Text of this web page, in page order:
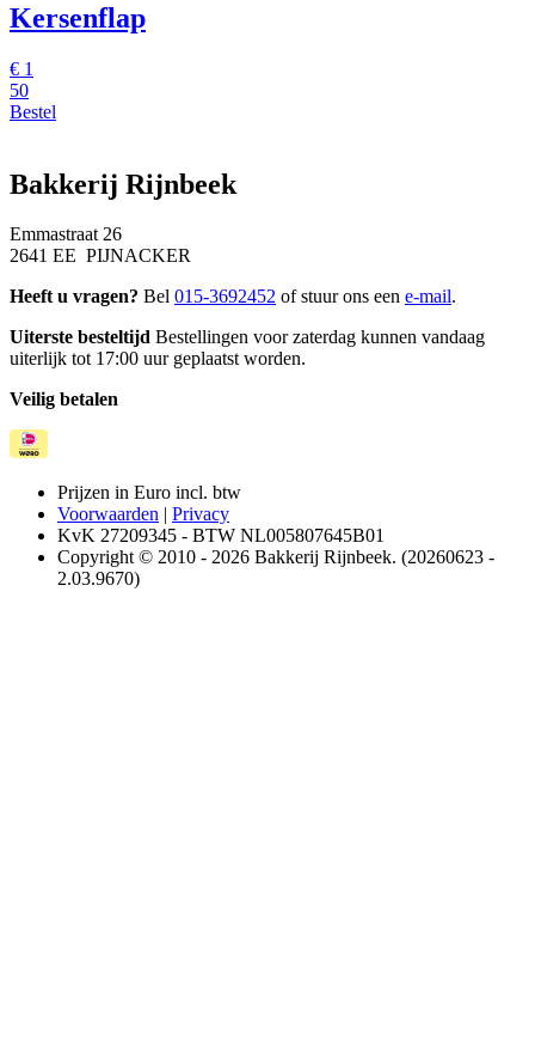
Kersenflap
€ 1
50
Bestel
Bakkerij Rijnbeek
Emmastraat 26
2641 EE PIJNACKER
Heeft u vragen? Bel 015-3692452 of stuur ons een e-mail.
Uiterste besteltijd Bestellingen voor zaterdag kunnen vandaag
uiterlijk tot 17:00 uur geplaatst worden.
Veilig betalen
Prijzen in Euro incl. btw
Voorwaarden | Privacy
KvK 27209345 - BTW NL005807645B01
Copyright © 2010 - 2026 Bakkerij Rijnbeek. (20260623 -
2.03.9670)